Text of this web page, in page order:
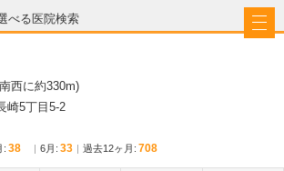
べる医院検索
び
南西に約330m)
崎5丁目5-2
: 38 6月 : 33 過去12ヶ月: 708